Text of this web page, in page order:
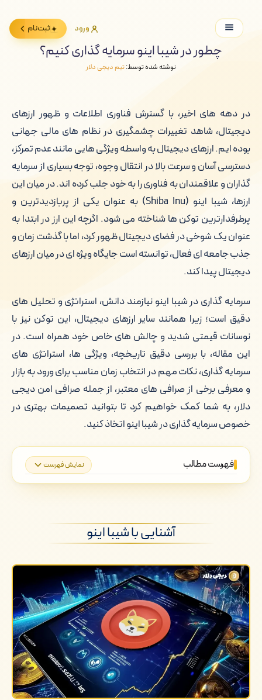
ورود ثبت‌نام
چطور در شیبا اینو سرمایه گذاری کنیم؟
نوشته شده توسط:تیم دیجی دلار
در دهه های اخیر، با گسترش فناوری اطلاعات و ظهور ارزهای
دیجیتال، شاهد تغییرات چشمگیری در نظام های مالی جهانی
بوده ایم. ارزهای دیجیتال به واسطه ویژگی هایی مانند عدم تمرکز،
دسترسی آسان و سرعت بالا در انتقال وجوه، توجه بسیاری از سرمایه
گذاران و علاقمندان به فناوری را به خود جلب کرده اند. در میان این
ارزها، شیبا اینو (Shiba Inu) به عنوان یکی از پربازدیدترین و
پرطرفدارترین توکن ها شناخته می شود. اگرچه این ارز در ابتدا به
عنوان یک شوخی در فضای دیجیتال ظهور کرد، اما با گذشت زمان و
جذب جامعه ای فعال، توانسته است جایگاه ویژه ای در میان ارزهای
دیجیتال پیدا کند.
سرمایه گذاری در شیبا اینو نیازمند دانش، استراتژی و تحلیل های
دقیق است؛ زیرا همانند سایر ارزهای دیجیتال، این توکن نیز با
نوسانات قیمتی شدید و چالش های خاص خود همراه است. در
این مقاله، با بررسی دقیق تاریخچه، ویژگی ها، استراتژی های
سرمایه گذاری، نکات مهم در انتخاب زمان مناسب برای ورود به بازار
و معرفی برخی از صرافی های معتبر، از جمله صرافی امن دیجی
دلار، به شما کمک خواهیم کرد تا بتوانید تصمیمات بهتری در
خصوص سرمایه گذاری در شیبا اینو اتخاذ کنید.
فهرست مطالب نمایش فهرست
آشنایی با شیبا اینو
انتخاب صرافی های معتبر برای خرید شیبا
اینو
نکات مهم در انتخاب زمان مناسب برای
سرمایه گذاری
کلام آخر
آشنایی با شیبا اینو